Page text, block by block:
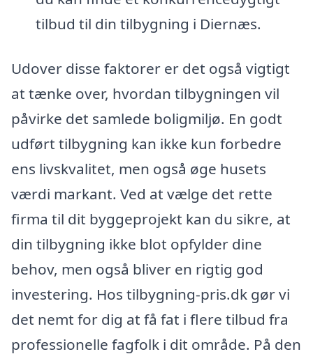
tilbud til din tilbygning i Diernæs.
Udover disse faktorer er det også vigtigt
at tænke over, hvordan tilbygningen vil
påvirke det samlede boligmiljø. En godt
udført tilbygning kan ikke kun forbedre
ens livskvalitet, men også øge husets
værdi markant. Ved at vælge det rette
firma til dit byggeprojekt kan du sikre, at
din tilbygning ikke blot opfylder dine
behov, men også bliver en rigtig god
investering. Hos tilbygning-pris.dk gør vi
det nemt for dig at få fat i flere tilbud fra
professionelle fagfolk i dit område. På den